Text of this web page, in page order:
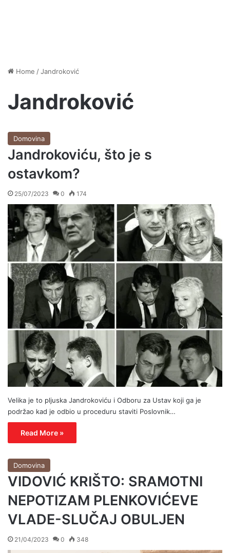
Home /Jandroković
Jandroković
Domovina
Jandrokoviću, što je s
ostavkom?
25/07/2023 0 174
Velika je to pljuska Jandrokoviću i Odboru za Ustav koji ga je
podržao kad je odbio u proceduru staviti Poslovnik…
Read More »
Domovina
VIDOVIĆ KRIŠTO: SRAMOTNI
NEPOTIZAM PLENKOVIĆEVE
VLADE-SLUČAJ OBULJEN
21/04/2023 0 348